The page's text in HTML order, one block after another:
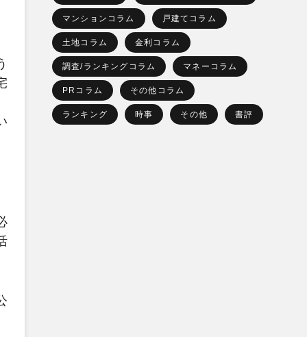
マンションコラム 戸建てコラム
土地コラム 金利コラム
調査/ランキングコラム マネーコラム
PRコラム その他コラム
ランキング 時事 その他 書評